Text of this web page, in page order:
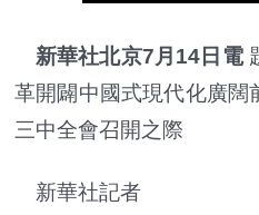
新華社北京7月14日電
革開闢中國式現代化廣
三中全會召開之際
新華社記者